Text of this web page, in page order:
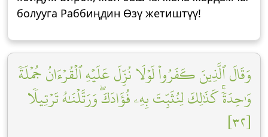
болууга Раббиңдин Өзү жетиштүү!
وَقَالَ ٱلَّذِينَ كَفَرُواْ لَوۡلَا نُزِّلَ عَلَيۡهِ ٱلۡقُرۡءَانُ جُمۡلَةٗ
وَٰحِدَةٗۚ كَذَٰلِكَ لِنُثَبِّتَ بِهِۦ فُؤَادَكَۖ وَرَتَّلۡنَٰهُ تَرۡتِيلٗا
[٣٢]